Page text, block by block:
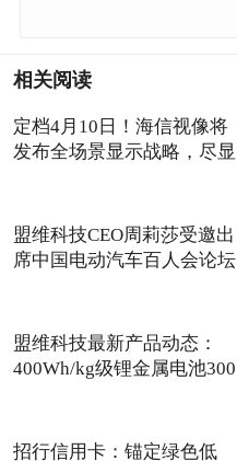
相关阅读
定档4月10日！海信视像将
发布全场景显示战略，尽显
盟维科技CEO周莉莎受邀出
席中国电动汽车百人会论坛
盟维科技最新产品动态：
400Wh/kg级锂金属电池300
招行信用卡：锚定绿色低